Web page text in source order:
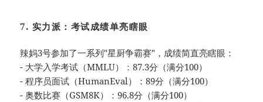
7. 实力派：考试成绩单亮瞎眼
辣妈3号参加了一系列"星厨争霸赛"，成绩简直亮瞎眼：
- 大学入学考试（MMLU）：87.3分（满分100）
- 程序员面试（HumanEval）：89分（满分100）
- 奥数比赛（GSM8K）：96.8分（满分100）